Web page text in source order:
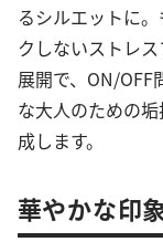
るシルエットに
クしないストレ
展開で、ON/OFF
な大人のための
成します。
華やかな印象